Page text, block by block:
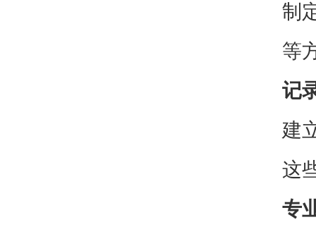
制
等
记
建
这
专